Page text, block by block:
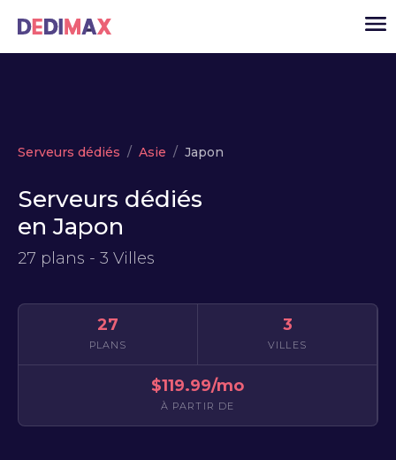
VPS
USD▾
MON ESPACE
Serveurs dédiés Asie Japon
Serveurs dédiés
en Japon
27 plans - 3 Villes
27
PLANS
3
VILLES
$119.99/mo
À PARTIR DE